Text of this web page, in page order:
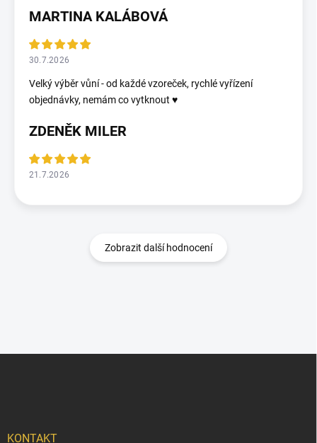
MARTINA KALÁBOVÁ
30.7.2026
Velký výběr vůní - od každé vzoreček, rychlé vyřízení
objednávky, nemám co vytknout ♥️
ZDENĚK MILER
21.7.2026
Zobrazit další hodnocení
KONTAKT